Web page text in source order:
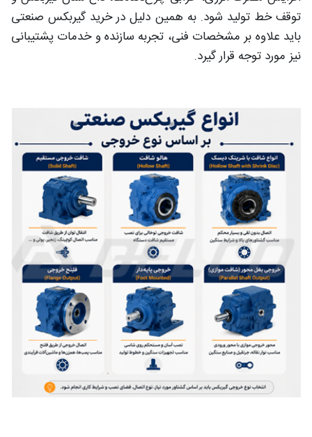
توقف خط تولید شود. به همین دلیل در خرید گیربکس صنعتی
باید علاوه بر مشخصات فنی، تجربه سازنده و خدمات پشتیبانی
نیز مورد توجه قرار گیرد.